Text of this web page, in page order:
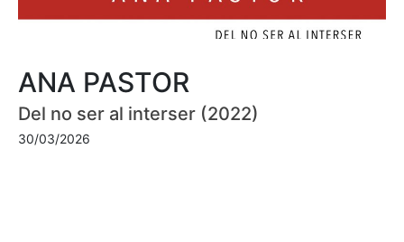
ANA PASTOR
Del no ser al interser (2022)
30/03/2026